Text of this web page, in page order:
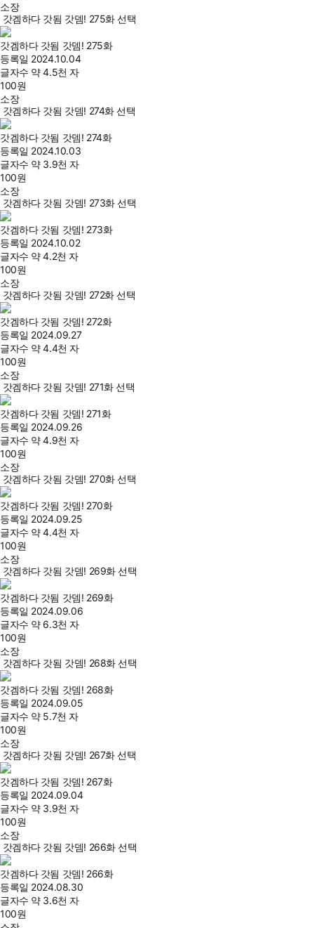
소장
갓겜하다 갓됨 갓뎀! 275화 선택
갓겜하다 갓됨 갓뎀! 275화
등록일 2024.10.04
글자수 약 4.5천 자
100원
소장
갓겜하다 갓됨 갓뎀! 274화 선택
갓겜하다 갓됨 갓뎀! 274화
등록일 2024.10.03
글자수 약 3.9천 자
100원
소장
갓겜하다 갓됨 갓뎀! 273화 선택
갓겜하다 갓됨 갓뎀! 273화
등록일 2024.10.02
글자수 약 4.2천 자
100원
소장
갓겜하다 갓됨 갓뎀! 272화 선택
갓겜하다 갓됨 갓뎀! 272화
등록일 2024.09.27
글자수 약 4.4천 자
100원
소장
갓겜하다 갓됨 갓뎀! 271화 선택
갓겜하다 갓됨 갓뎀! 271화
등록일 2024.09.26
글자수 약 4.9천 자
100원
소장
갓겜하다 갓됨 갓뎀! 270화 선택
갓겜하다 갓됨 갓뎀! 270화
등록일 2024.09.25
글자수 약 4.4천 자
100원
소장
갓겜하다 갓됨 갓뎀! 269화 선택
갓겜하다 갓됨 갓뎀! 269화
등록일 2024.09.06
글자수 약 6.3천 자
100원
소장
갓겜하다 갓됨 갓뎀! 268화 선택
갓겜하다 갓됨 갓뎀! 268화
등록일 2024.09.05
글자수 약 5.7천 자
100원
소장
갓겜하다 갓됨 갓뎀! 267화 선택
갓겜하다 갓됨 갓뎀! 267화
등록일 2024.09.04
글자수 약 3.9천 자
100원
소장
갓겜하다 갓됨 갓뎀! 266화 선택
갓겜하다 갓됨 갓뎀! 266화
등록일 2024.08.30
글자수 약 3.6천 자
100원